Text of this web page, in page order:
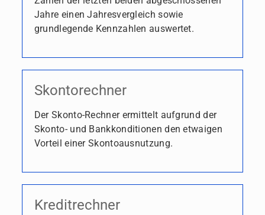
Jahre einen Jahresvergleich sowie
grundlegende Kennzahlen auswertet.
Skontorechner
Der Skonto-Rechner ermittelt aufgrund der
Skonto- und Bankkonditionen den etwaigen
Vorteil einer Skontoausnutzung.
Kreditrechner